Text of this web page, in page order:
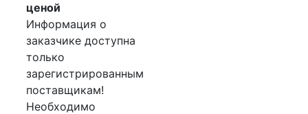
ценой
Информация о
заказчике доступна
только
зарегистрированным
поставщикам!
Необходимо